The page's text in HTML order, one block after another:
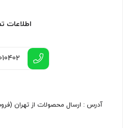
اطلاعات
آدرس : ارسال محصولات از تهران